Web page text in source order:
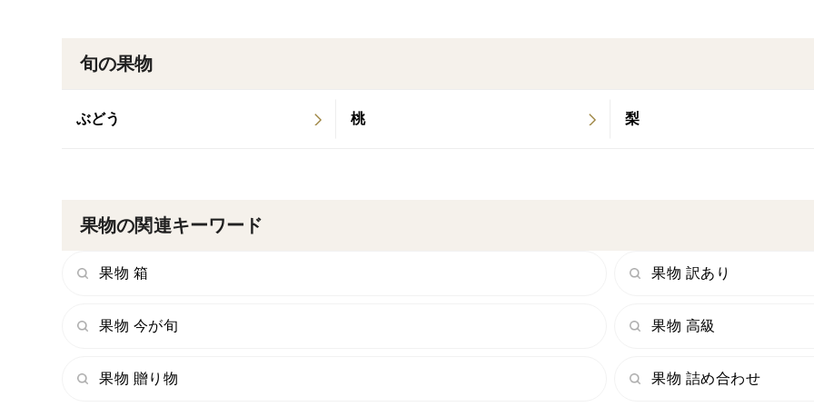
旬の果物
ぶどう 桃 梨
果物の関連キーワード
果物 箱 果物 訳あり
果物 今が旬 果物 高級
果物 贈り物 果物 詰め合わせ